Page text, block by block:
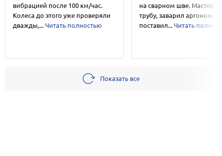
вибрацией после 100 км/час.
Колеса до этого уже проверяли
дважды,...Читать полностью
на сварном шве. Мастер
трубу, заварил аргоном,
поставил...Читать
Показать все